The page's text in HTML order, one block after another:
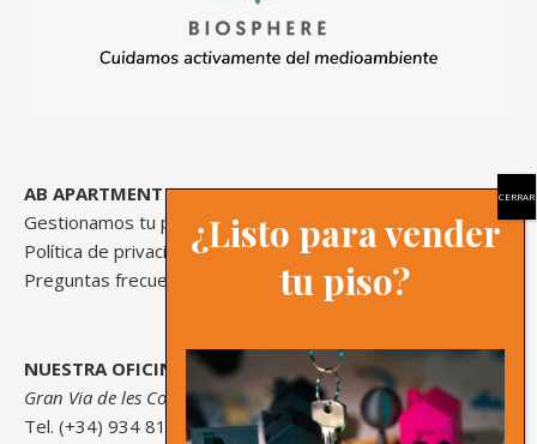
AB APARTMENT BARCELONA
Gestionamos tu propiedad
Política de privacidad
Preguntas frecuentes
NUESTRA OFICINA
Gran Via de les Corts Catalanes, 558 Bajos, 08011, Barcelona
Tel. (+34) 934 813 577
¿Listo para vender
tu piso?